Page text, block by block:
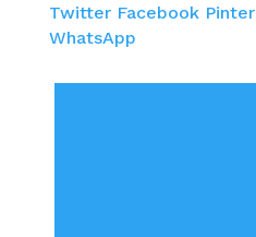
Twitter Facebook
WhatsApp